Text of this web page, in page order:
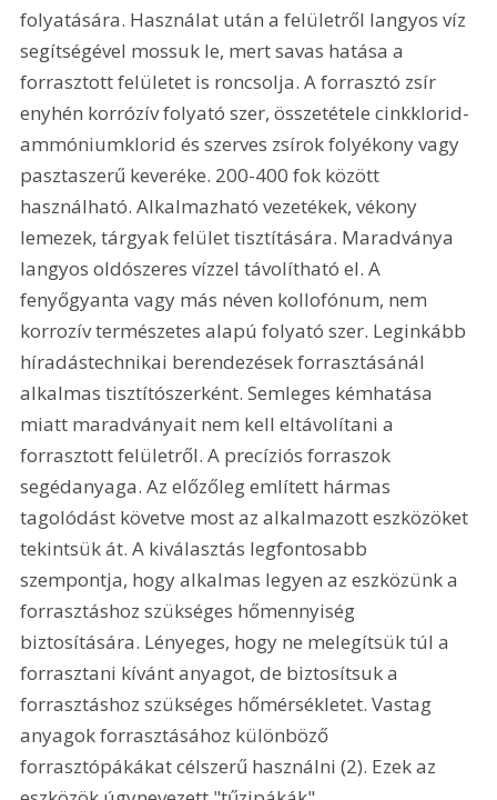
folyatására. Használat után a felületről langyos víz
segítségével mossuk le, mert savas hatása a
forrasztott felületet is roncsolja. A forrasztó zsír
enyhén korrózív folyató szer, összetétele cinkklorid-
ammóniumklorid és szerves zsírok folyékony vagy
pasztaszerű keveréke. 200-400 fok között
használható. Alkalmazható vezetékek, vékony
lemezek, tárgyak felület tisztítására. Maradványa
langyos oldószeres vízzel távolítható el. A
fenyőgyanta vagy más néven kollofónum, nem
korrozív természetes alapú folyató szer. Leginkább
híradástechnikai berendezések forrasztásánál
alkalmas tisztítószerként. Semleges kémhatása
miatt maradványait nem kell eltávolítani a
forrasztott felületről. A precíziós forraszok
segédanyaga. Az előzőleg említett hármas
tagolódást követve most az alkalmazott eszközöket
tekintsük át. A kiválasztás legfontosabb
szempontja, hogy alkalmas legyen az eszközünk a
forrasztáshoz szükséges hőmennyiség
biztosítására. Lényeges, hogy ne melegítsük túl a
forrasztani kívánt anyagot, de biztosítsuk a
forrasztáshoz szükséges hőmérsékletet. Vastag
anyagok forrasztásához különböző
forrasztópákákat célszerű használni (2). Ezek az